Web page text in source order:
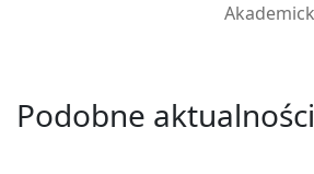
Podobne aktualności